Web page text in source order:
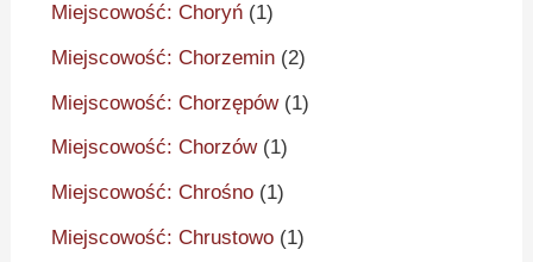
Miejscowość: Choryń (1)
Miejscowość: Chorzemin (2)
Miejscowość: Chorzępów(1)
Miejscowość: Chorzów(1)
Miejscowość: Chrośno (1)
Miejscowość: Chrustowo (1)